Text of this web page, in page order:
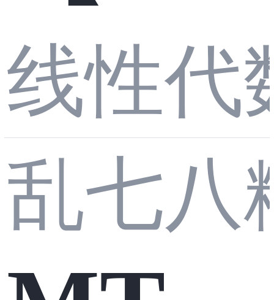
长布
局
a之
路】
线性代
乱七八